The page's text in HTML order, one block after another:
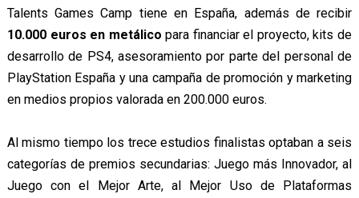
Talents Games Camp tiene en España, además de recibir
10.000 euros en metálico para financiar el proyecto, kits de
desarrollo de PS4, asesoramiento por parte del personal de
PlayStation España y una campaña de promoción y marketing
en medios propios valorada en 200.000 euros.
Al mismo tiempo los trece estudios finalistas optaban a seis
categorías de premios secundarias: Juego más Innovador, al
Juego con el Mejor Arte, al Mejor Uso de Plataformas